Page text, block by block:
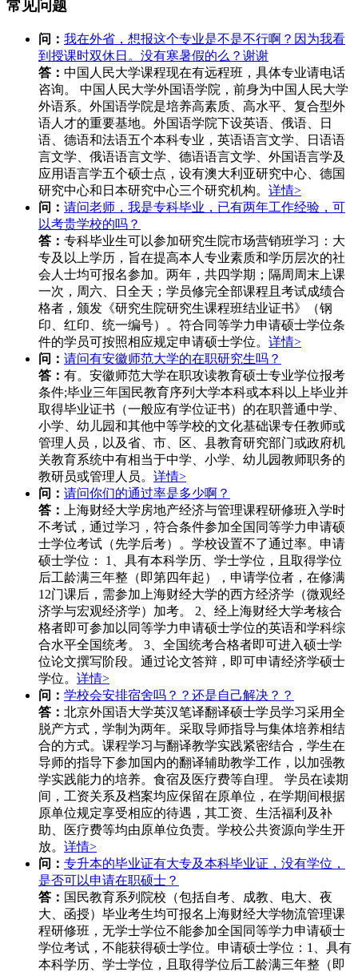
常见问题
问： 我在外省，想报这个专业是不是不行啊？因为我看
到授课时双休日。没有寒暑假的么？谢谢
答： 中国人民大学课程现在有远程班，具体专业请电话
咨询。 中国人民大学外国语学院，前身为中国人民大学
外语系。外国语学院是培养高素质、高水平、复合型外
语人才的重要基地。外国语学院下设英语、俄语、日
语、德语和法语五个本科专业，英语语言文学、日语语
言文学、俄语语言文学、德语语言文学、外国语言学及
应用语言学五个硕士点，设有澳大利亚研究中心、德国
研究中心和日本研究中心三个研究机构。 详情>
问： 请问老师，我是专科毕业，已有两年工作经验，可
以考贵学校的吗？
答： 专科毕业生可以参加研究生院市场营销班学习：大
专及以上学历，旨在提高本人专业素质和学历层次的社
会人士均可报名参加。两年，共四学期；隔周周末上课
一次，周六、日全天；学员修完全部课程且考试成绩合
格者，颁发《研究生院研究生课程班结业证书》（钢
印、红印、统一编号）。符合同等学力申请硕士学位条
件的学员可按照相应规定申请硕士学位。 详情>
问： 请问有安徽师范大学的在职研究生吗？
答： 有。安徽师范大学在职攻读教育硕士专业学位报考
条件;毕业三年国民教育序列大学本科或本科以上毕业并
取得毕业证书（一般应有学位证书）的在职普通中学、
小学、幼儿园和其他中等学校的文化基础课专任教师或
管理人员，以及省、市、区、县教育研究部门或政府机
关教育系统中有相当于中学、小学、幼儿园教师职务的
教研员或管理人员。 详情>
问： 请问你们的通过率是多少啊？
答：
上海财经大学房地产经济与管理课程研修班入学时
不考试，通过学习，符合条件参加全国同等学力申请硕
士学位考试（先学后考）。学校设置不了通过率。申请
硕士学位： 1、具有本科学历、学士学位，且取得学位
后工龄满三年整（即第四年起），申请学位者，在修满
12门课后，需参加上海财经大学的西方经济学（微观经
济学与宏观经济学）加考。 2、经上海财经大学考核合
格者即可参加以同等学力申请硕士学位的英语和学科综
合水平全国统考。 3、全国统考合格者即可进入硕士学
位论文撰写阶段。通过论文答辩，即可申请经济学硕士
学位。 详情>
问： 学校会安排宿舍吗？？还是自己解决？？
答： 北京外国语大学英汉笔译翻译硕士学员学习采用全
脱产方式，学制为两年。采取导师指导与集体培养相结
合的方式。课程学习与翻译教学实践紧密结合，学生在
导师的指导下参加国内的翻译辅助教学工作，以加强教
学实践能力的培养。食宿及医疗费等自理。 学员在读期
间，工资关系及档案均应保留在原单位，在学期间根据
原单位规定享受相应的待遇，其工资、生活福利及补
助、医疗费等均由原单位负责。学校公共资源向学生开
放。 详情>
问： 专升本的毕业证有大专及本科毕业证，没有学位，
是否可以申请在职硕士？
答： 国民教育系列院校（包括自考、成教、电大、夜
大、函授）毕业考生均可报名上海财经大学物流管理课
程研修班，无学士学位不能参加全国同等学力申请硕士
学位考试，不能获得硕士学位。申请硕士学位：1、具有
本科学历、学士学位，且取得学位后工龄满三年整（即